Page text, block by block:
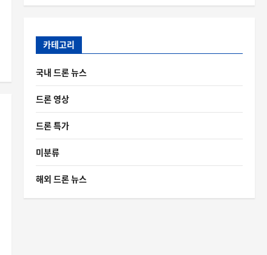
카테고리
국내 드론 뉴스
드론 영상
드론 특가
미분류
해외 드론 뉴스